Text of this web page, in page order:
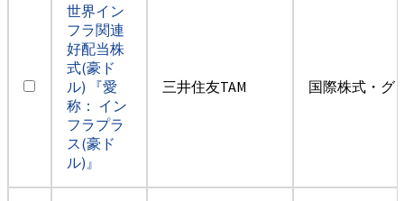
世界イン
フラ関連
好配当株
式(豪ド
ル) 『愛
称： イン
フラプラ
ス(豪ド
ル)』
三井住友TAM 国際株式・グ